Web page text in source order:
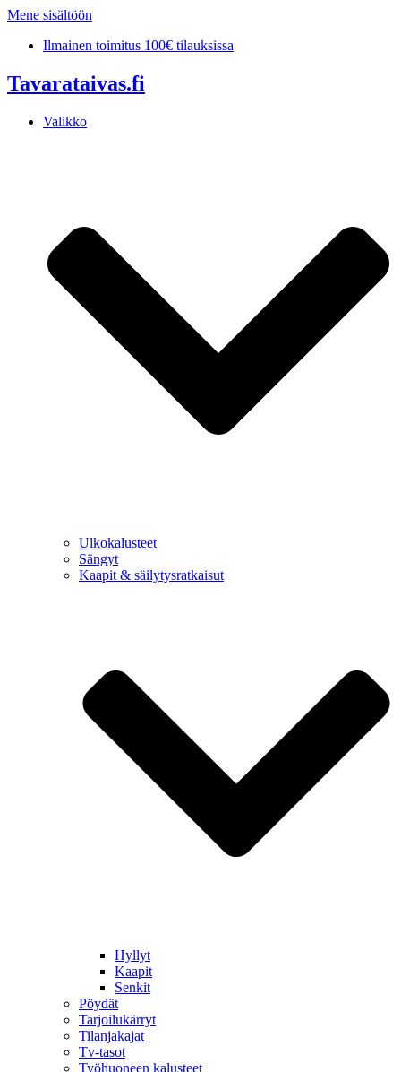
Mene sisältöön
Ilmainen toimitus 100€ tilauksissa
Tavarataivas.fi
Valikko
Ulkokalusteet
Sängyt
Kaapit & säilytysratkaisut
Hyllyt
Kaapit
Senkit
Pöydät
Tarjoilukärryt
Tilanjakajat
Tv-tasot
Työhuoneen kalusteet